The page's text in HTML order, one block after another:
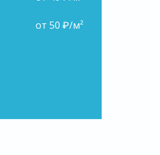
от 50 ₽/м²